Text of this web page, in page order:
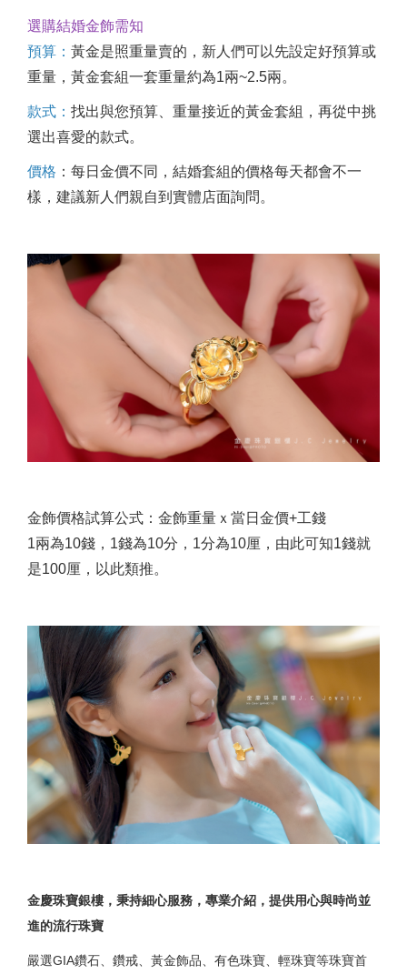
選購結婚金飾需知
預算： 黃金是照重量賣的，新人們可以先設定好預算或
重量，黃金套組一套重量約為1兩~2.5兩。
款式： 找出與您預算、重量接近的黃金套組，再從中挑
選出喜愛的款式。
價格 ：每日金價不同，結婚套組的價格每天都會不一
樣，建議新人們親自到實體店面詢問。
金飾價格試算公式：金飾重量ｘ當日金價+工錢
1兩為10錢，1錢為10分，1分為10厘，由此可知1錢就
是100厘，以此類推。
金慶珠寶銀樓，秉持細心服務，專業介紹，提供用心與時尚並
進的流行珠寶
嚴選GIA鑽石、鑽戒、黃金飾品、有色珠寶、輕珠寶等珠寶首